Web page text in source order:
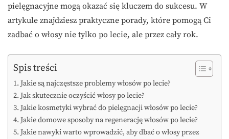
pielęgnacyjne mogą okazać się kluczem do sukcesu. W
artykule znajdziesz praktyczne porady, które pomogą Ci
zadbać o włosy nie tylko po lecie, ale przez cały rok.
Spis treści
Jakie są najczęstsze problemy włosów po lecie?
Jak skutecznie oczyścić włosy po lecie?
Jakie kosmetyki wybrać do pielęgnacji włosów po lecie?
Jakie domowe sposoby na regenerację włosów po lecie?
Jakie nawyki warto wprowadzić, aby dbać o włosy przez